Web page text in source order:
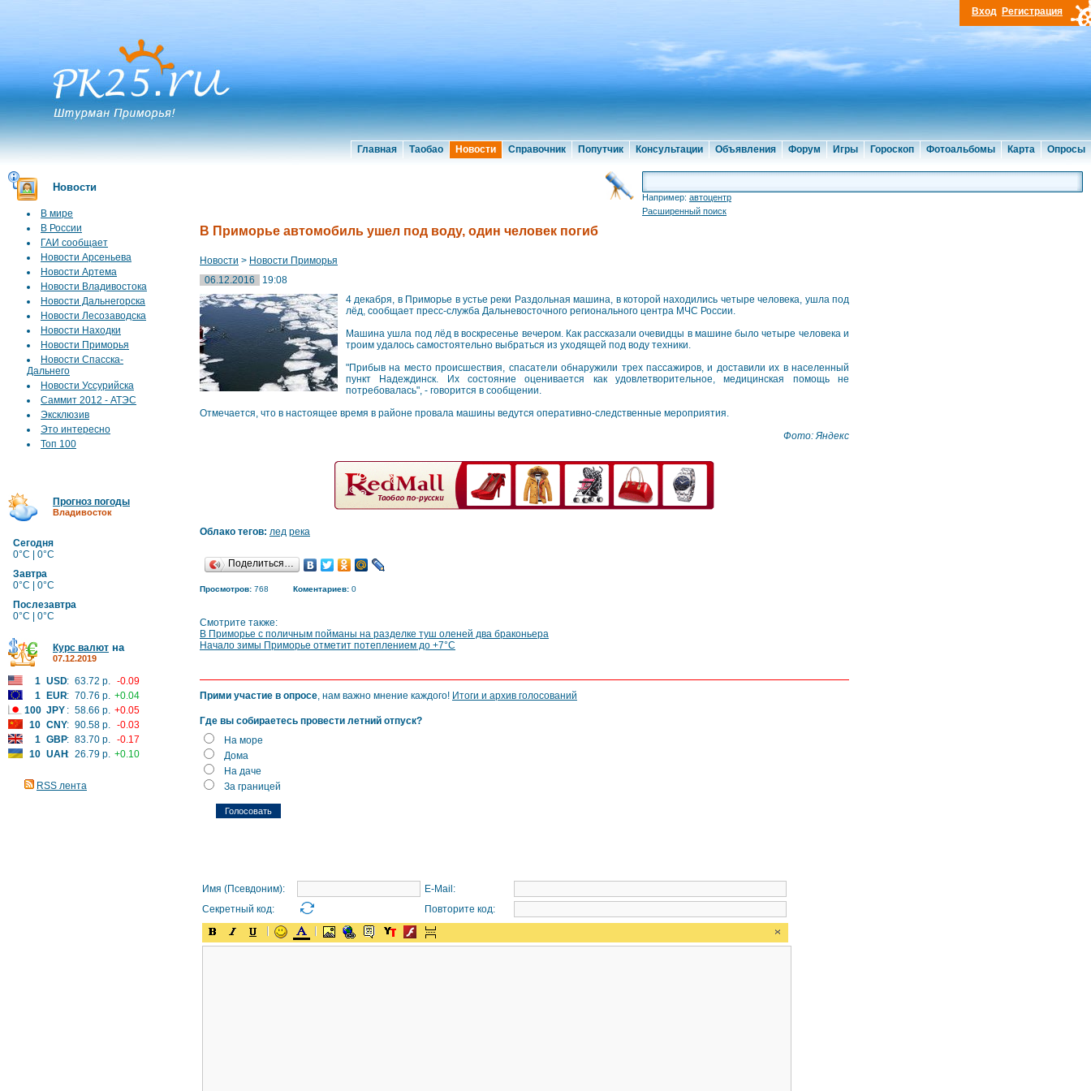
Главная Таобао Новости Справочник Попутчик Консультации Объявления Форум Игры Гороскоп Фотоальбомы Карта Опросы
Вход Регистрация
Новости
В мире
В России
ГАИ сообщает
Новости Арсеньева
Новости Артема
Новости Владивостока
Новости Дальнегорска
Новости Лесозаводска
Новости Находки
Новости Приморья
Новости Спасска-
Дальнего
Новости Уссурийска
Саммит 2012 - АТЭС
Эксклюзив
Это интересно
Топ 100
Прогноз погоды
Владивосток
Сегодня
0°C | 0°C
Завтра
0°C | 0°C
Послезавтра
0°C | 0°C
Курс валют на
07.12.2019
1 USD: 63.72 р. -0.09
1
EUR: 70.76 р. +0.04
100 JPY : 58.66 р. +0.05
10 CNY: 90.58 р. -0.03
1 GBP: 83.70 р. -0.17
10 UAH: 26.79 р. +0.10
RSS лента
Например: автоцентр
Расширенный поиск
В Приморье автомобиль ушел под воду, один человек погиб
Новости > Новости Приморья
06.12.2016
19:08
4 декабря, в Приморье в устье реки Раздольная машина, в которой находились четыре человека, ушла под
лёд, сообщает пресс-служба Дальневосточного регионального центра МЧС России.
Машина ушла под лёд в воскресенье вечером. Как рассказали очевидцы в машине было четыре человека и
троим удалось самостоятельно выбраться из уходящей под воду техники.
"Прибыв на место происшествия, спасатели обнаружили трех пассажиров, и доставили их в населенный
пункт Надеждинск. Их состояние оценивается как удовлетворительное, медицинская помощь не
потребовалась", - говорится в сообщении.
Отмечается, что в настоящее время в районе провала машины ведутся оперативно-следственные мероприятия.
Фото: Яндекс
Облако тегов: лед река
Поделиться…
Просмотров: 768 Коментариев: 0
Смотрите также:
В Приморье с поличным пойманы на разделке туш оленей два браконьера
Начало зимы Приморье отметит потеплением до +7°C
Прими участие в опросе, нам важно мнение каждого! Итоги и архив голосований
Где вы собираетесь провести летний отпуск?
На море
Дома
На даче
За границей
Имя (Псевдоним):
E-Mail:
Секретный код:
Повторите код: